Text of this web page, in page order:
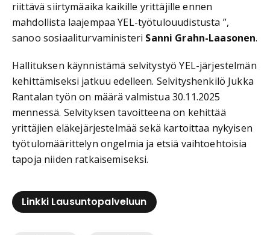
riittävä siirtymäaika kaikille yrittäjille ennen
mahdollista laajempaa YEL-työtulouudistusta ”,
sanoo sosiaaliturvaministeri Sanni Grahn-Laasonen.
Hallituksen käynnistämä selvitystyö YEL-järjestelmän
kehittämiseksi jatkuu edelleen. Selvityshenkilö Jukka
Rantalan työn on määrä valmistua 30.11.2025
mennessä. Selvityksen tavoitteena on kehittää
yrittäjien eläkejärjestelmää sekä kartoittaa nykyisen
työtulomäärittelyn ongelmia ja etsiä vaihtoehtoisia
tapoja niiden ratkaisemiseksi.
Linkki Lausuntopalveluun